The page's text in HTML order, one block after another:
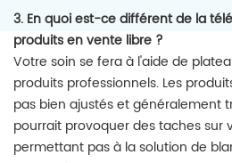
3. En quoi est-ce différent de la
produits en vente libre ?
Votre soin se fera à l'aide de
produits professionnels. Les
pas bien ajustés et généralement
pourrait provoquer des taches sur
permettant pas à la solution de